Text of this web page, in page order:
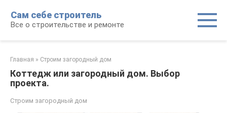
контенту
Сам себе строитель
Все о строительстве и ремонте
Главная » Строим загородный дом
Коттедж или загородный дом. Выбор
проекта.
Строим загородный дом